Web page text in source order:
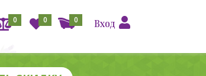
Вход
0
0
0